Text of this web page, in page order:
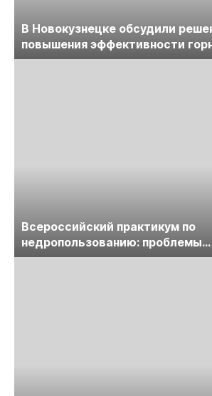
В Новокузнецке обсудили
повышения эффективности
предприятий
Всероссийский практикум по
недропользованию: проблемы
лицензирования,